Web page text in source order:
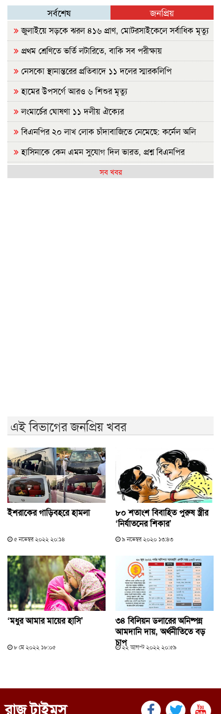
সর্বশেষ জনপ্রিয়
জুলাইয়ে সড়কে ঝরল ৪১৬ প্রাণ, মোটরসাইকেলে সর্বাধিক মৃত্যু
প্রথম শ্রেণিতে ভর্তি লটারিতে, বাকি সব পরীক্ষায়
নেসকো স্থানান্তরের প্রতিবাদে ১১ দলের স্মারকলিপি
হামের উপসর্গে আরও ৬ শিশুর মৃত্যু
লংমার্চের ঘোষণা ১১ দলীয় ঐক্যের
বিএনপির ২০ লাখ লোক চাঁদাবাজিতে নেমেছে: কর্নেল অলি
হাসিনাকে কেন এমন সুযোগ দিল ভারত, প্রশ্ন বিএনপির
রাষ্ট্রপতি নির্বাচন ২০ আগস্টসব খবর
এই বিভাগের জনপ্রিয় খবর
ইশরাকের গাড়িবহরে হামলা
৫ নভেম্বর ২০২২ ২০:১৪
৮০ শতাংশ বিবাহিত পুরুষ স্ত্রীর
‘নির্যাতনের শিকার’
৯ নভেম্বর ২০২০ ১৩:৪৩
‘মধুর আমার মায়ের হাসি’
৮ মে ২০২২ ১৮:০৫
৩৪ বিলিয়ন ডলারের অনিষ্পন্ন
আমদানি দায়, অর্থনীতিতে বড়
চাপ২২ আগস্ট ২০২২ ২০:৫৯
রাজ টাইমস